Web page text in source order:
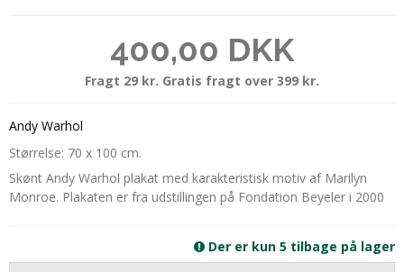
400,00 DKK
Fragt 29 kr. Gratis fragt over 399 kr.
Andy Warhol
Størrelse: 70 x 100 cm.
Skønt Andy Warhol plakat med karakteristisk motiv af Marilyn
Monroe. Plakaten er fra udstillingen på Fondation Beyeler i 2000
Der er kun 5 tilbage på lager